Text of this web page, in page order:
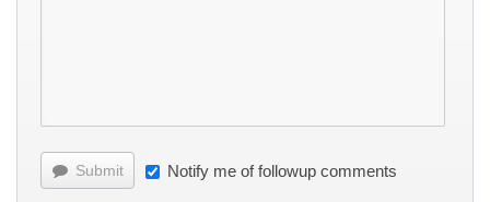
Submit Notify me of followup comments